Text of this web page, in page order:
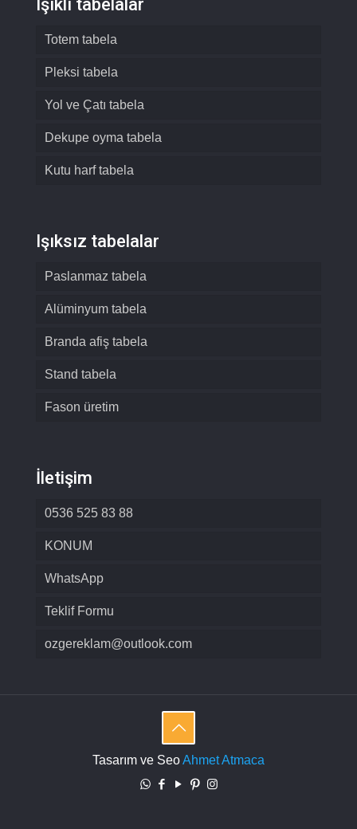
Işıklı tabelalar
Totem tabela
Pleksi tabela
Yol ve Çatı tabela
Dekupe oyma tabela
Kutu harf tabela
Işıksız tabelalar
Paslanmaz tabela
Alüminyum tabela
Branda afiş tabela
Stand tabela
Fason üretim
İletişim
0536 525 83 88
KONUM
WhatsApp
Teklif Formu
ozgereklam@outlook.com
Tasarım ve SeoAhmet Atmaca